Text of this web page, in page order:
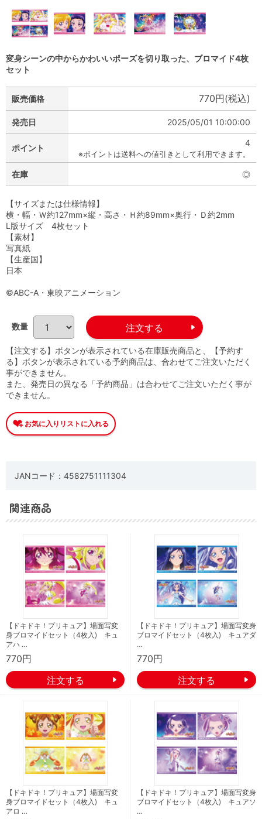
変身シーンの中からかわいいポーズを切り取った、ブロマイド4枚
セット
販売価格 770円(税込)
発売日 2025/05/01 10:00:00
ポイント
4
※ポイントは送料への値引きとして利用できます。
在庫 ◎
【サイズまたは仕様情報】
横・幅・Ｗ約127mm×縦・高さ・Ｈ約89mm×奥行・Ｄ約2mm
L版サイズ 4枚セット
【素材】
写真紙
【生産国】
日本
©ABC-A・東映アニメーション
数量
【注文する】ボタンが表示されている在庫販売商品と、【予約す
る】ボタンが表示されている予約商品は、合わせてご注文いただく
事ができません。
また、発売日の異なる「予約商品」は合わせてご注文いただく事が
できません。
JANコード：4582751111304
関連商品
【ドキドキ！プリキュア】場面写変
身ブロマイドセット（4枚入) キュ
アハ …
770円
【ドキドキ！プリキュア】場面写変身
ブロマイドセット（4枚入) キュアダ
…
770円
【ドキドキ！プリキュア】場面写変
身ブロマイドセット（4枚入) キュ
アロ …
【ドキドキ！プリキュア】場面写変身
ブロマイドセット（4枚入) キュアソ
…